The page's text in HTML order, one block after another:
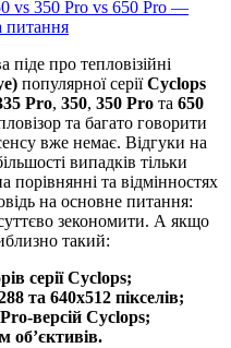
про тепловізійні
популярної серіїCyclops
Pro, 350, 350 Pro та 650
та багато говорити
вже немає. Відгуки на
випадків тільки
та відмінностях
на основне питання:
зекономити. А якщо
такий:
серії Cyclops;
та 640x512 пікселів;
версій Cyclops;
об’єктивів.